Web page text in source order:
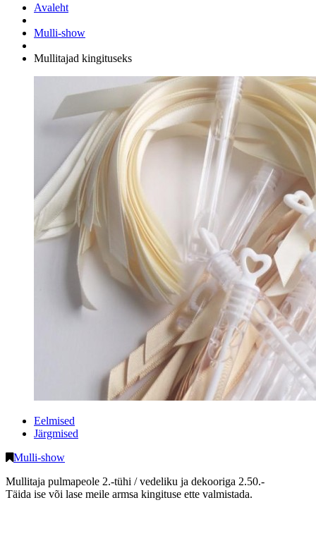
Avaleht
Mulli-show
Mullitajad kingituseks
Eelmised
Järgmised
Mulli-show
Mullitaja pulmapeole 2.-tühi / vedeliku ja dekooriga 2.50.-
Täida ise või lase meile armsa kingituse ette valmistada.